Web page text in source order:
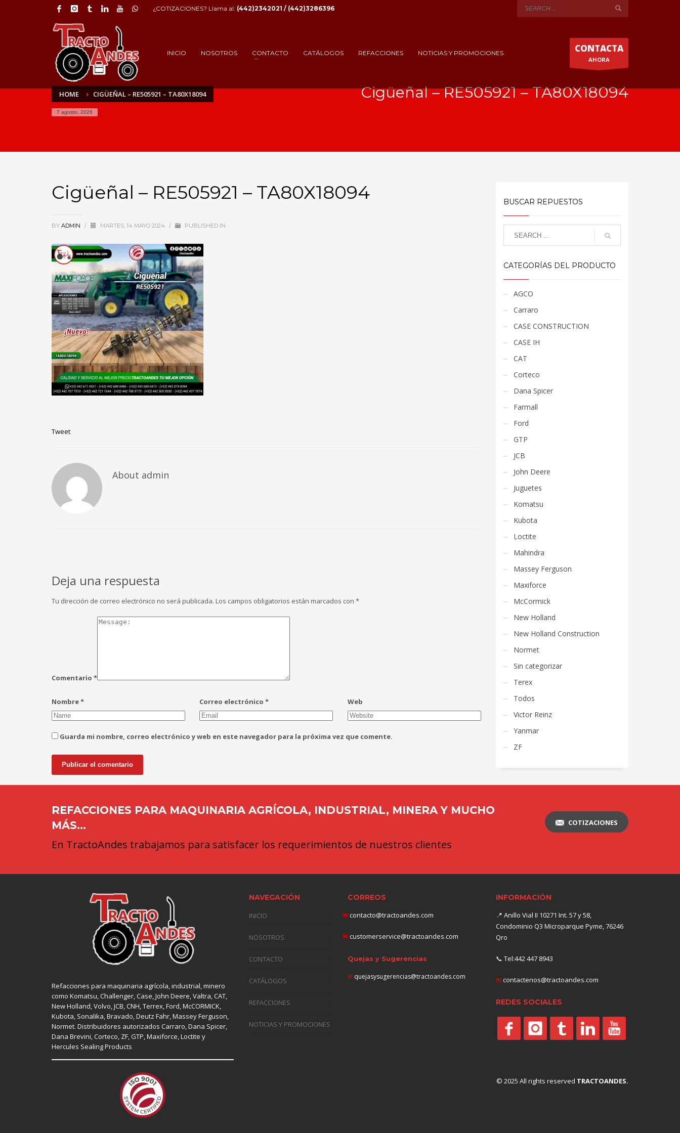
¿COTIZACIONES? Llama al: (442)2342021 / (442)3286396
INICIO NOSOTROS CONTACTO CATÁLOGOS REFACCIONES NOTICIAS Y PROMOCIONES CONTACTA
AHORA
HOME CIGÜEÑAL – RE505921 – TA80X18094
7 agosto, 2026
Cigüeñal – RE505921 – TA80X18094
Cigüeñal – RE505921 – TA80X18094
BY ADMIN / MARTES, 14 MAYO 2024 / PUBLISHED IN
Tweet
About admin
Deja una respuesta
Tu dirección de correo electrónico no será publicada. Los campos obligatorios están marcados con *
Comentario *
Nombre* Correo electrónico* Web
Guarda mi nombre, correo electrónico y web en este navegador para la próxima vez que comente.
BUSCAR REPUESTOS
CATEGORÍAS DEL PRODUCTO
AGCO
Carraro
CASE CONSTRUCTION
CASE IH
CAT
Corteco
Dana Spicer
Farmall
Ford
GTP
JCB
John Deere
Juguetes
Komatsu
Kubota
Loctite
Mahindra
Massey Ferguson
Maxiforce
McCormick
New Holland
New Holland Construction
Normet
Sin categorizar
Terex
Todos
Victor Reinz
Yanmar
ZF
REFACCIONES PARA MAQUINARIA AGRÍCOLA, INDUSTRIAL, MINERA Y MUCHO
MÁS...
En TractoAndes trabajamos para satisfacer los requerimientos de nuestros clientes
COTIZACIONES
Refacciones para maquinaria agrícola, industrial, minero
como Komatsu, Challenger,Case,John Deere, Valtra,CAT,
New Holland, Volvo,JCB,CNH, Terrex,Ford, McCORMICK,
Kubota, Sonalika, Bravado, Deutz Fahr,Massey Ferguson,
Normet. Distribuidores autorizados Carraro,Dana Spicer,
Dana Brevini,Corteco, ZF,GTP,Maxiforce,Loctite y
Hercules Sealing Products
NAVEGACIÓN
INICIO
NOSOTROS
CONTACTO
CATÁLOGOS
REFACCIONES
NOTICIAS Y PROMOCIONES
CORREOS
✉ contacto@tractoandes.com
✉ customerservice@tractoandes.com
Quejas y Sugerencias
✉ quejasysugerencias@tractoandes.com
INFORMACIÓN
📍 Anillo Vial II 10271 Int. 57 y 58,
Condominio Q3 Microparque Pyme, 76246
Qro
📞 Tel:442 447 8943
✉ contactenos@tractoandes.com
REDES SOCIALES
© 2025 All rights reserved TRACTOANDES.